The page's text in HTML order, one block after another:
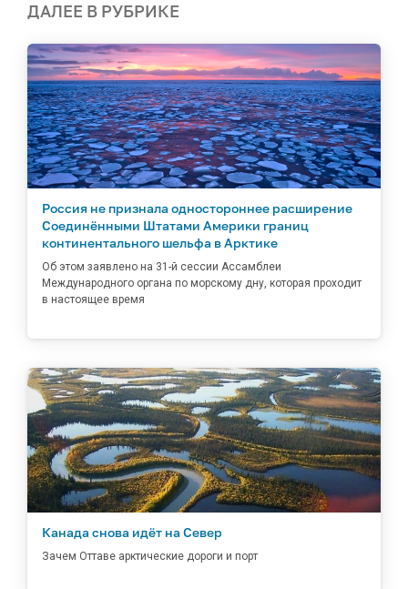
ДАЛЕЕ В РУБРИКЕ
Россия не признала одностороннее расширение
Соединёнными Штатами Америки границ
континентального шельфа в Арктике
Об этом заявлено на 31-й сессии Ассамблеи
Международного органа по морскому дну, которая проходит
в настоящее время
Канада снова идёт на Север
Зачем Оттаве арктические дороги и порт